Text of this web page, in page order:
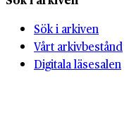
Sök i arkiven
Vårt arkivbestånd
Digitala läsesalen